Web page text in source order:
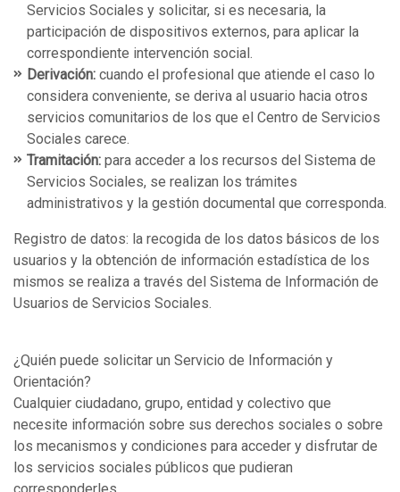
Servicios Sociales y solicitar, si es necesaria, la
participación de dispositivos externos, para aplicar la
correspondiente intervención social.
Derivación: cuando el profesional que atiende el caso lo
considera conveniente, se deriva al usuario hacia otros
servicios comunitarios de los que el Centro de Servicios
Sociales carece.
Tramitación: para acceder a los recursos del Sistema de
Servicios Sociales, se realizan los trámites
administrativos y la gestión documental que corresponda.
Registro de datos: la recogida de los datos básicos de los
usuarios y la obtención de información estadística de los
mismos se realiza a través del Sistema de Información de
Usuarios de Servicios Sociales.
¿Quién puede solicitar un Servicio de Información y
Orientación?
Cualquier ciudadano, grupo, entidad y colectivo que
necesite información sobre sus derechos sociales o sobre
los mecanismos y condiciones para acceder y disfrutar de
los servicios sociales públicos que pudieran